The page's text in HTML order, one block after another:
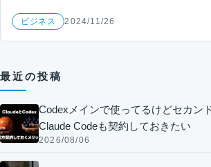
ビジネス 2024/11/26
最近の投稿
Codexメインで使ってるけどセカン
Claude Codeも契約しておきたい
2026/08/06